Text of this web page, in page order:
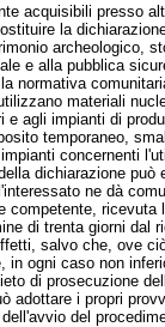
acquisibili presso
la
archeologico,
e alla pubblica
normativa
materiali
agli impianti di
temporaneo,
concernenti
dichiarazione
ne dà
competente,
di trenta giorni dal
salvo che, ove
in ogni caso non
di prosecuzione
adottare i propri
del